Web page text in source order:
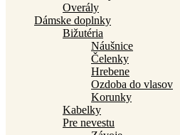
Overály
Dámske doplnky
Bižutéria
Náušnice
Čelenky
Hrebene
Ozdoba do vlasov
Korunky
Kabelky
Pre nevestu